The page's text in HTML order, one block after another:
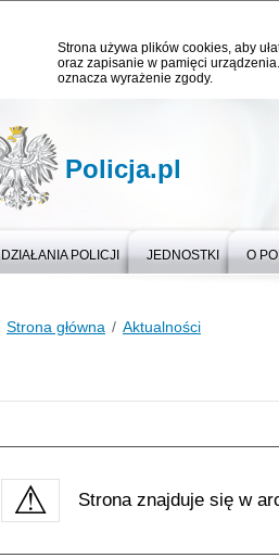
Strona używa plików cookies, aby
oraz zapisanie w pamięci
oznacza wyrażenie zgody.
Policja.pl
DZIAŁANIA POLICJI JEDNOSTKI O
Strona główna Aktualności
Strona znajduje się w